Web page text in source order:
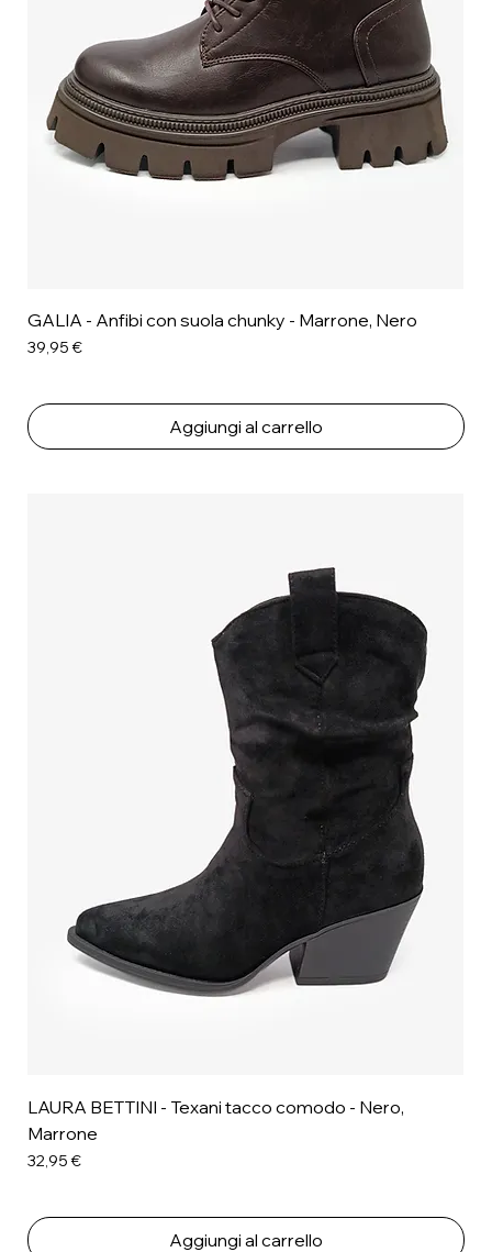
GALIA - Anfibi con suola chunky - Marrone, Nero
Prezzo
39,95 €
Aggiungi al carrello
LAURA BETTINI - Texani tacco comodo - Nero,
Marrone
Prezzo
32,95 €
Aggiungi al carrello